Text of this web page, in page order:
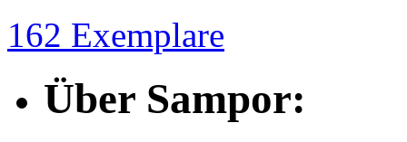
162 Exemplare
Über Sampor: